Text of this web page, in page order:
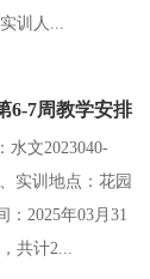
训人...
6-7周教学安排
水文2023040-
实训地点：花园
2025年03月31
共计2...